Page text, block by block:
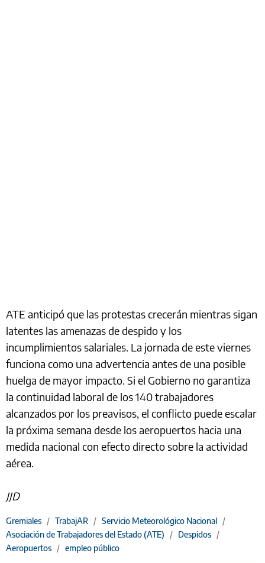
ATE anticipó que las protestas crecerán mientras sigan
latentes las amenazas de despido y los
incumplimientos salariales. La jornada de este viernes
funciona como una advertencia antes de una posible
huelga de mayor impacto. Si el Gobierno no garantiza
la continuidad laboral de los 140 trabajadores
alcanzados por los preavisos, el conflicto puede escalar
la próxima semana desde los aeropuertos hacia una
medida nacional con efecto directo sobre la actividad
aérea.
JJD
Gremiales / TrabajAR / Servicio Meteorológico Nacional /
Asociación de Trabajadores del Estado (ATE)
/ Despidos /
Aeropuertos / empleo público